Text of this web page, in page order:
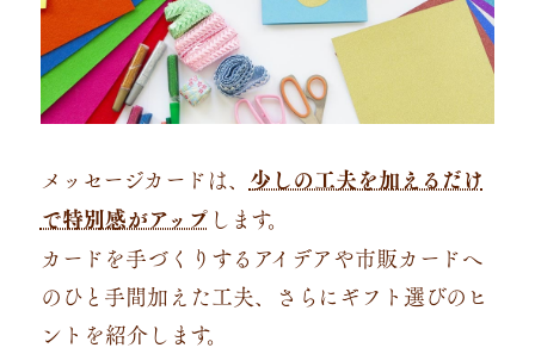
メッセージカードは、少しの工夫を加えるだけ
で特別感がアップ します。
カードを手づくりするアイデアや市販カードへ
のひと手間加えた工夫、さらにギフト選びのヒ
ントを紹介します。